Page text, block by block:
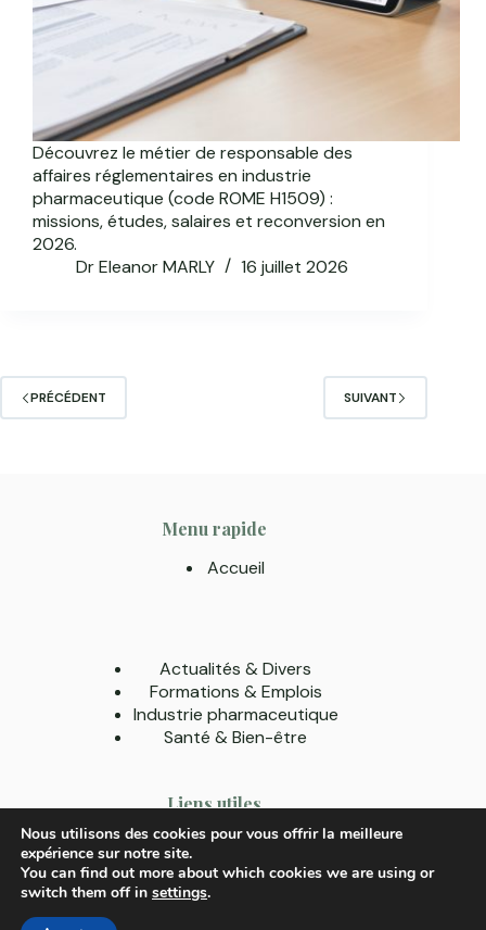
Découvrez le métier de responsable des
affaires réglementaires en industrie
pharmaceutique (code ROME H1509) :
missions, études, salaires et reconversion en
2026.
Dr Eleanor MARLY
16 juillet 2026
PRÉCÉDENT SUIVANT
Menu rapide
Accueil
Actualités & Divers
Formations & Emplois
Industrie pharmaceutique
Santé & Bien-être
Liens utiles
A Propos
Contact
Mentions légales
Nous utilisons des cookies pour vous offrir la meilleure
expérience sur notre site.
You can find out more about which cookies we are using or
switch them off in settings.